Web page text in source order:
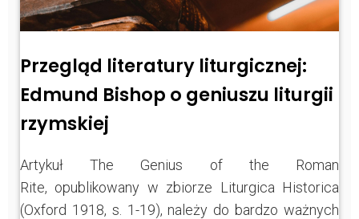
Przegląd literatury liturgicznej:
Edmund Bishop o geniuszu liturgii
rzymskiej
Artykuł The Genius of the Roman
Rite, opublikowany w zbiorze Liturgica Historica
(Oxford 1918, s. 1-19), należy do bardzo ważnych